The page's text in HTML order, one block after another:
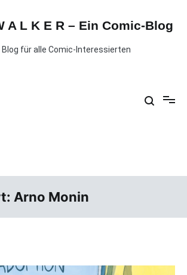
A L K E R – Ein Comic-Blog
Blog für alle Comic-Interessierten
Arno Monin